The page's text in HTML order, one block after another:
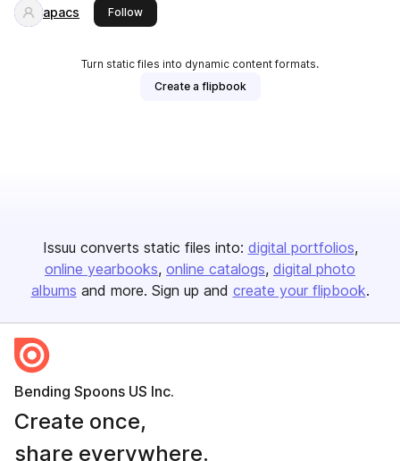
apacs Followthis publisher
Turn static files into dynamic content formats.
Create a flipbook
Issuu converts static files into: digital portfolios
online yearbooks online catalogs digital photo
albums and more. Sign up and create your flipbook.
Bending Spoons US Inc.
Create once,
share everywhere.